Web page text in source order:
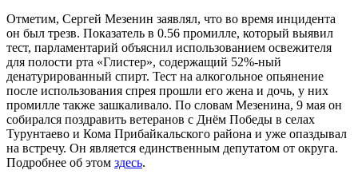
Отметим, Сергей Мезенин заявлял, что во время инцидента
он был трезв. Показатель в 0.56 промилле, который выявил
тест, парламентарий объяснил использованием освежителя
для полости рта «Глистер», содержащий 52%-ный
денатурированный спирт. Тест на алкогольное опьянение
после использования спрея прошли его жена и дочь, у них
промилле также зашкаливало. По словам Мезенина, 9 мая он
собирался поздравить ветеранов с Днём Победы в селах
Турунтаево и Кома Прибайкальского района и уже опаздывал
на встречу. Он является единственным депутатом от округа.
Подробнее об этом здесь.